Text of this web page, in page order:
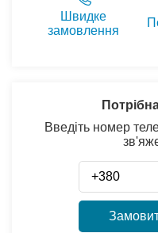
Швидке
замовлення
Введіть номер